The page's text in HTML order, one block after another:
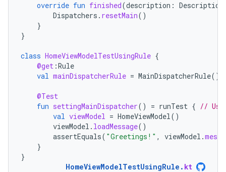
override fun finished(description : Description
Dispatchers . resetMain()
}
}
class HomeViewModelTestUsingRule {
@get :Rule
val mainDispatcherRule = MainDispatcherRule()
@Test
fun settingMainDispatcher() = runTest { //
val viewModel = HomeViewModel()
viewModel . loadMessage()
assertEquals( "Greetings!" , viewModel .
}
}
HomeViewModelTestUsingRule . kt